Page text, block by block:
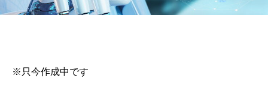
※只今作成中です